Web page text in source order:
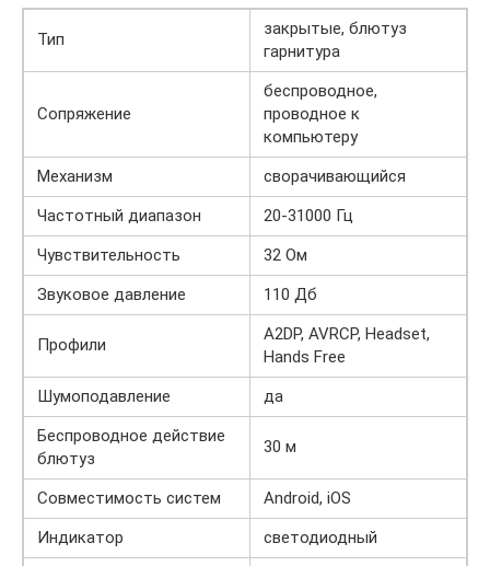
Тип
закрытые, блютуз
гарнитура
Сопряжение
беспроводное,
проводное к
компьютеру
Механизм
сворачивающийся
Частотный диапазон
20-31000 Гц
Чувствительность
32 Ом
Звуковое давление
110 Дб
Профили
A2DP, AVRCP, Headset,
Hands Free
Шумоподавление
да
Беспроводное действие
блютуз
30 м
Совместимость систем
Android, iOS
Индикатор
светодиодный